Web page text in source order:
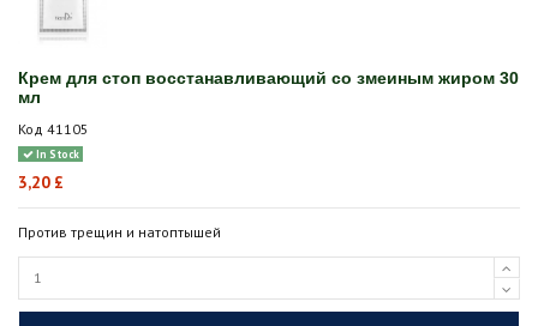
Крем для стоп восстанавливающий со змеиным жиром 30
мл
Код 41105
In Stock
3,20 £
Против трещин и натоптышей